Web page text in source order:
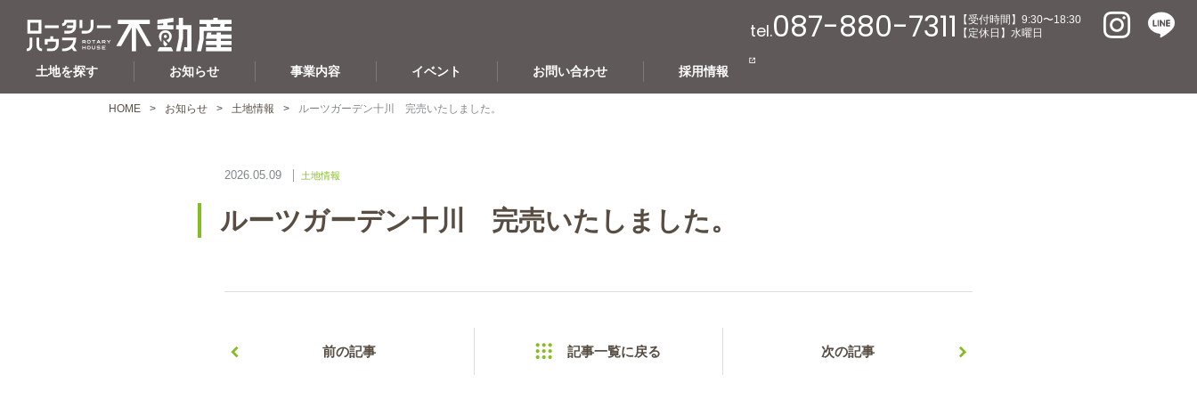
土地を探す お知らせ 事業内容 イベント お問い合わせ 採用情報
tel.087-880-7311
【受付時間】9:30〜18:30
【定休日】水曜日
HOME お知らせ 土地情報 ルーツガーデン十川 完売いたしました。
2026.05.09 土地情報
ルーツガーデン十川 完売いたしました。
前の記事 記事一覧に戻る 次の記事